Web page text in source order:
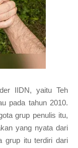
IIDN, yaitu Teh
pada tahun 2010.
grup penulis itu,
yang nyata dari
grup itu terdiri dari